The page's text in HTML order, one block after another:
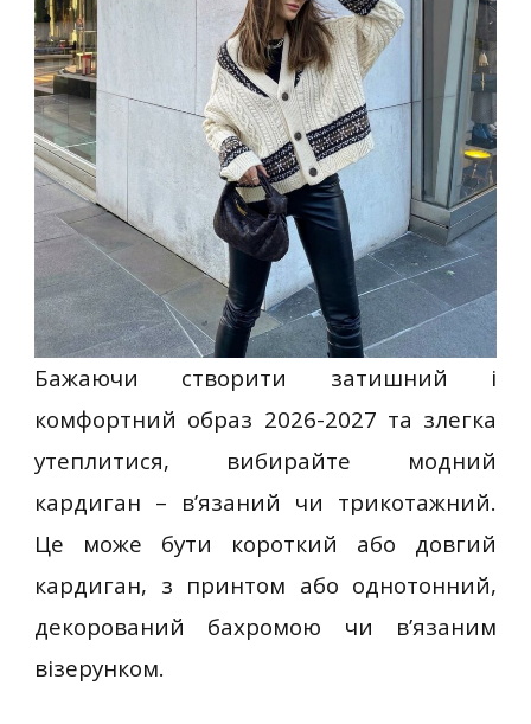
Бажаючи створити затишний і
комфортний образ 2026-2027 та злегка
утеплитися, вибирайте модний
кардиган – в’язаний чи трикотажний.
Це може бути короткий або довгий
кардиган, з принтом або однотонний,
декорований бахромою чи в’язаним
візерунком.